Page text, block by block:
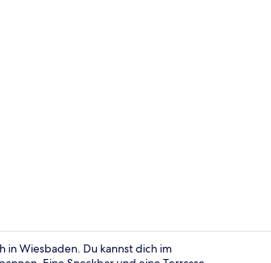
in Wiesbaden. Du kannst dich im